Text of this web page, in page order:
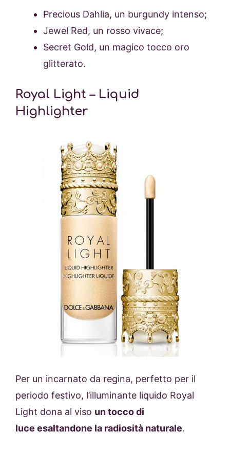
Precious Dahlia, un burgundy intenso;
Jewel Red, un rosso vivace;
Secret Gold, un magico tocco oro
glitterato.
Royal Light – Liquid
Highlighter
Per un incarnato da regina, perfetto per il
periodo festivo, l’illuminante liquido Royal
Light dona al viso un tocco di
luce esaltandone la radiosità naturale.